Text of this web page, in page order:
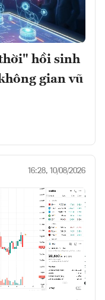
hồi sinh
gian vũ
16:28, 10/08/2026